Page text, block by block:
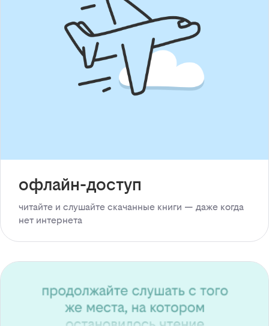
офлайн-доступ
читайте и слушайте скачанные книги — даже когда
нет интернета